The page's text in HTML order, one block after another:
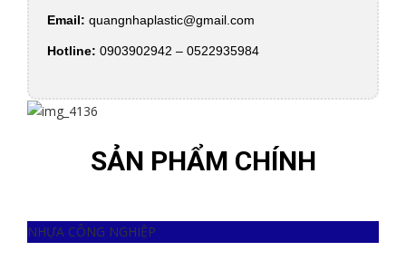
Email: quangnhaplastic@gmail.com
Hotline: 0903902942 – 0522935984
SẢN PHẨM CHÍNH
NHỰA CÔNG NGHIỆP